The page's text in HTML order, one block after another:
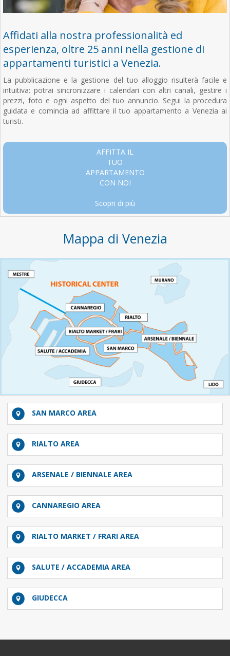
Affidati alla nostra professionalità ed
esperienza, oltre 25 anni nella gestione di
appartamenti turistici a Venezia.
La pubblicazione e la gestione del tuo alloggio risulterà facile e
intuitiva: potrai sincronizzare i calendari con altri canali, gestire i
prezzi, foto e ogni aspetto del tuo annuncio. Segui la procedura
guidata e comincia ad affittare il tuo appartamento a Venezia ai
turisti.
AFFITTA IL
TUO
APPARTAMENTO
CON NOI
Scopri di più
Mappa di Venezia
SAN MARCO AREA
RIALTO AREA
ARSENALE / BIENNALE AREA
CANNAREGIO AREA
RIALTO MARKET / FRARI AREA
SALUTE / ACCADEMIA AREA
GIUDECCA